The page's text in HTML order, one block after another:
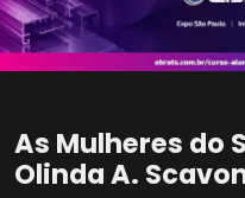
As Mulheres do
Olinda A.